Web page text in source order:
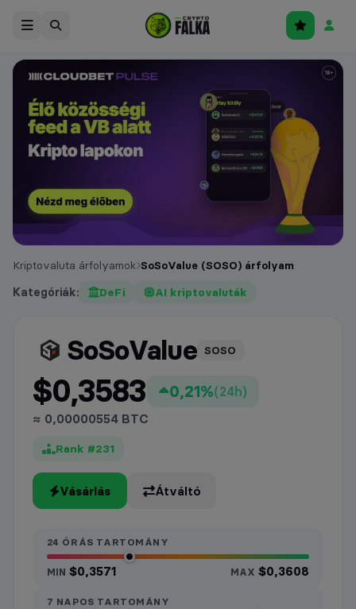
Kriptovaluta árfolyamok SoSoValue (SOSO) árfolyam
Kategóriák: DeFi AI kriptovaluták
SoSoValueárfolyam
SOSO
$0,3583 0,21%(24h)
≈ 0,00000554 BTC
Rank #231
Vásárlás Átváltó
24 ÓRÁS TARTOMÁNY
MIN $0,3571 MAX $0,3608
7 NAPOS TARTOMÁNY